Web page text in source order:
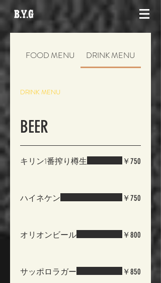
FOOD MENU DRINK MENU
DRINK MENU
BEER
キリン1番搾り樽生 ￥750
ハイネケン ￥750
オリオンビール ￥800
サッポロラガー ￥850